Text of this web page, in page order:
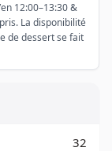
12:00–13:30 &
La disponibilité
de dessert se fait
32